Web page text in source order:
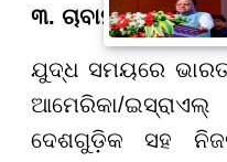
୩. ଚାବାହାର ବନ୍ଦର
ଯୁଦ୍ଧ ସମୟରେ
ଆମେରିକା/
ଦେଶଗୁଡ଼ିକ ସହ